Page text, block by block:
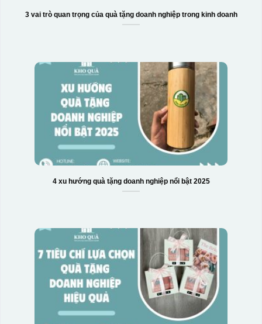
3 vai trò quan trọng của quà tặng doanh nghiệp trong kinh doanh
4 xu hướng quà tặng doanh nghiệp nổi bật 2025